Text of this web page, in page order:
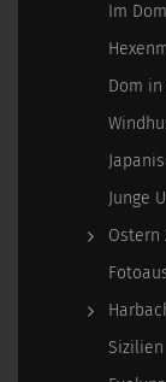
Im
Dom
Junge
Ostern
Sizilien